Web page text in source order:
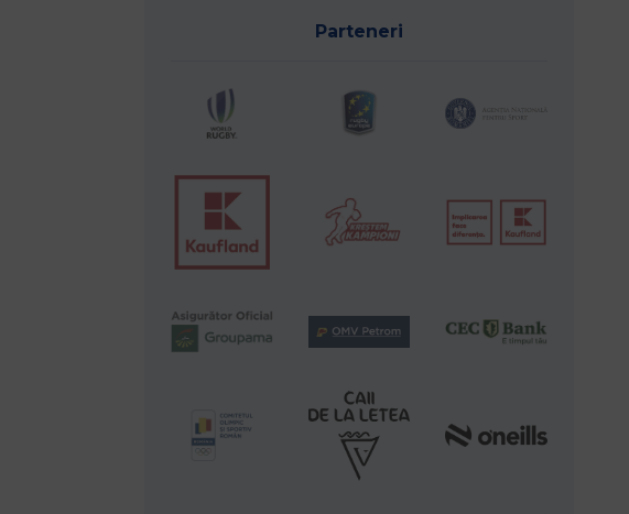
Parteneri